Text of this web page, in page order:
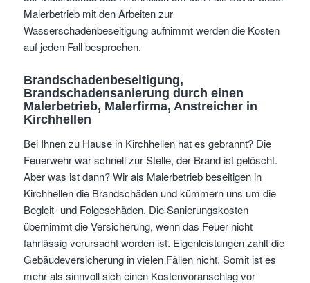
Malerbetrieb mit den Arbeiten zur
Wasserschadenbeseitigung aufnimmt werden die Kosten
auf jeden Fall besprochen.
Brandschadenbeseitigung,
Brandschadensanierung durch einen
Malerbetrieb, Malerfirma, Anstreicher in
Kirchhellen
Bei Ihnen zu Hause in Kirchhellen hat es gebrannt? Die
Feuerwehr war schnell zur Stelle, der Brand ist gelöscht.
Aber was ist dann? Wir als Malerbetrieb beseitigen in
Kirchhellen die Brandschäden und kümmern uns um die
Begleit- und Folgeschäden. Die Sanierungskosten
übernimmt die Versicherung, wenn das Feuer nicht
fahrlässig verursacht worden ist. Eigenleistungen zahlt die
Gebäudeversicherung in vielen Fällen nicht. Somit ist es
mehr als sinnvoll sich einen Kostenvoranschlag vor